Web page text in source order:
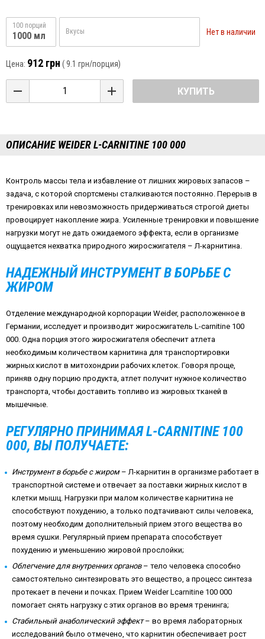
100 порций
1000 мл Вкусы Нет в наличии
Цена: 912 грн (9.1 грн/порция)
КУПИТЬ
ОПИСАНИЕ WEIDER L-CARNITINE 100 000
Контроль массы тела и избавление от лишних жировых запасов –
задача, с которой спортсмены сталкиваются постоянно. Перерыв в
тренировках или невозможность придерживаться строгой диеты
провоцирует накопление жира. Усиленные тренировки и повышение
нагрузки могут не дать ожидаемого эффекта, если в организме
ощущается нехватка природного жиросжигателя – Л-карнитина.
НАДЕЖНЫЙ ИНСТРУМЕНТ В БОРЬБЕ С
ЖИРОМ
Отделение международной корпорации Weider, расположенное в
Германии, исследует и производит жиросжигатель L-carnitine 100
000. Одна порция этого жиросжигателя обеспечит атлета
необходимым количеством карнитина для транспортировки
жирных кислот в митохондрии рабочих клеток. Говоря проще,
приняв одну порцию продукта, атлет получит нужное количество
транспорта, чтобы доставить топливо из жировых тканей в
мышечные.
РЕГУЛЯРНО ПРИНИМАЯ L-CARNITINE 100
000, ВЫ ПОЛУЧАЕТЕ:
Инструмент в борьбе с жиром– Л-карнитин в организме работает в
транспортной системе и отвечает за поставки жирных кислот в
клетки мышц. Нагрузки при малом количестве карнитина не
способствуют похудению, а только подтачивают силы человека,
поэтому необходим дополнительный прием этого вещества во
время сушки. Регулярный прием препарата способствует
похудению и уменьшению жировой прослойки;
Облегчение для внутренних органов– тело человека способно
самостоятельно синтезировать это вещество, а процесс синтеза
протекает в печени и почках. Прием Weider Lcarnitine 100 000
помогает снять нагрузку с этих органов во время тренинга;
Стабильный анаболический эффект– во время лабораторных
исследований было отмечено, что карнитин обеспечивает рост